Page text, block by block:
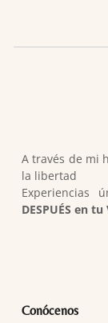
A través de mi
la libertad
Experiencias
DESPUÉS en tu
Conócenos